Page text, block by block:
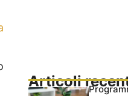
Articoli